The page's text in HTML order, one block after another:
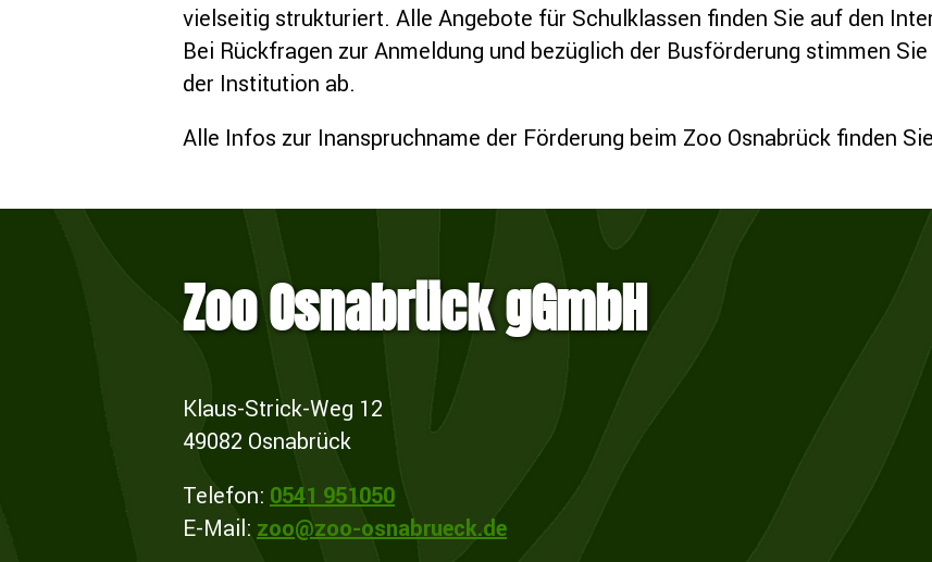
vielseitig strukturiert. Alle Angebote für Schulklassen finden Sie auf den
Bei Rückfragen zur Anmeldung und bezüglich der Busförderung stimmen
der Institution ab.
Alle Infos zur Inanspruchname der Förderung beim Zoo Osnabrück finden
Zoo Osnabrück gGmbH
Klaus-Strick-Weg 12
49082 Osnabrück
Telefon: 0541 951050
E-Mail: zoo@zoo-osnabrueck.de